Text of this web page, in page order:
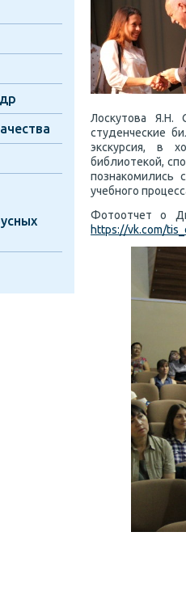
Лоскутова Я.Н.
студенческие
экскурсия, в
библиотекой,
познакомились
учебного
Фотоотчет о
https://vk.com/